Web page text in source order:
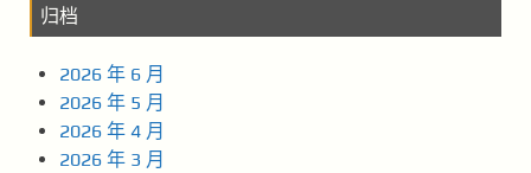
归档
2026 年 6 月
2026 年 5 月
2026 年 4 月
2026 年 3 月